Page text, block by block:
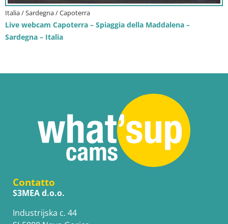
Italia / Sardegna / Capoterra
Live webcam Capoterra – Spiaggia della Maddalena –
Sardegna – Italia
Contatto
S3MEA d.o.o.
Industrijska c. 44